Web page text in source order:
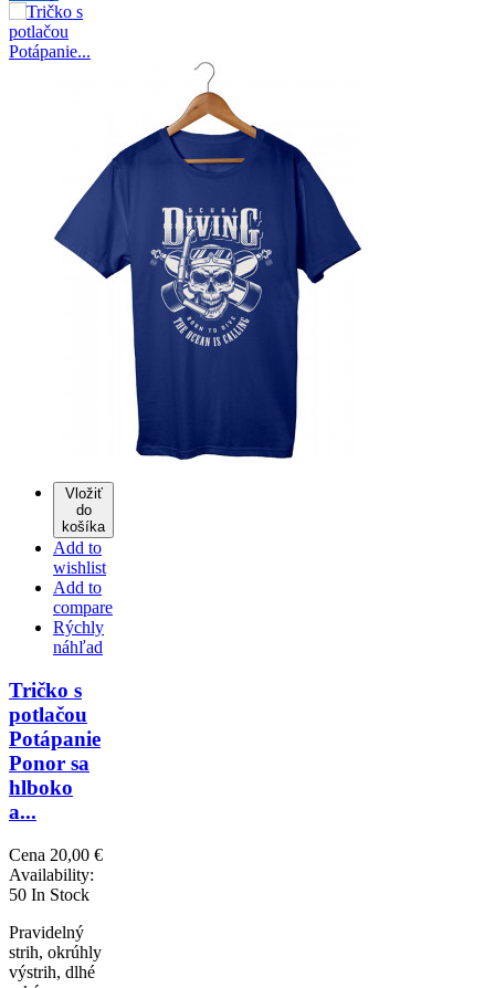
Vložiť
do
košíka
Add to
wishlist
Add to
compare
Rýchly
náhľad
Tričko s
potlačou
Potápanie
Ponor sa
hlboko
a...
Cena 20,00 €
Availability:
50 In Stock
Pravidelný
strih, okrúhly
výstrih, dlhé